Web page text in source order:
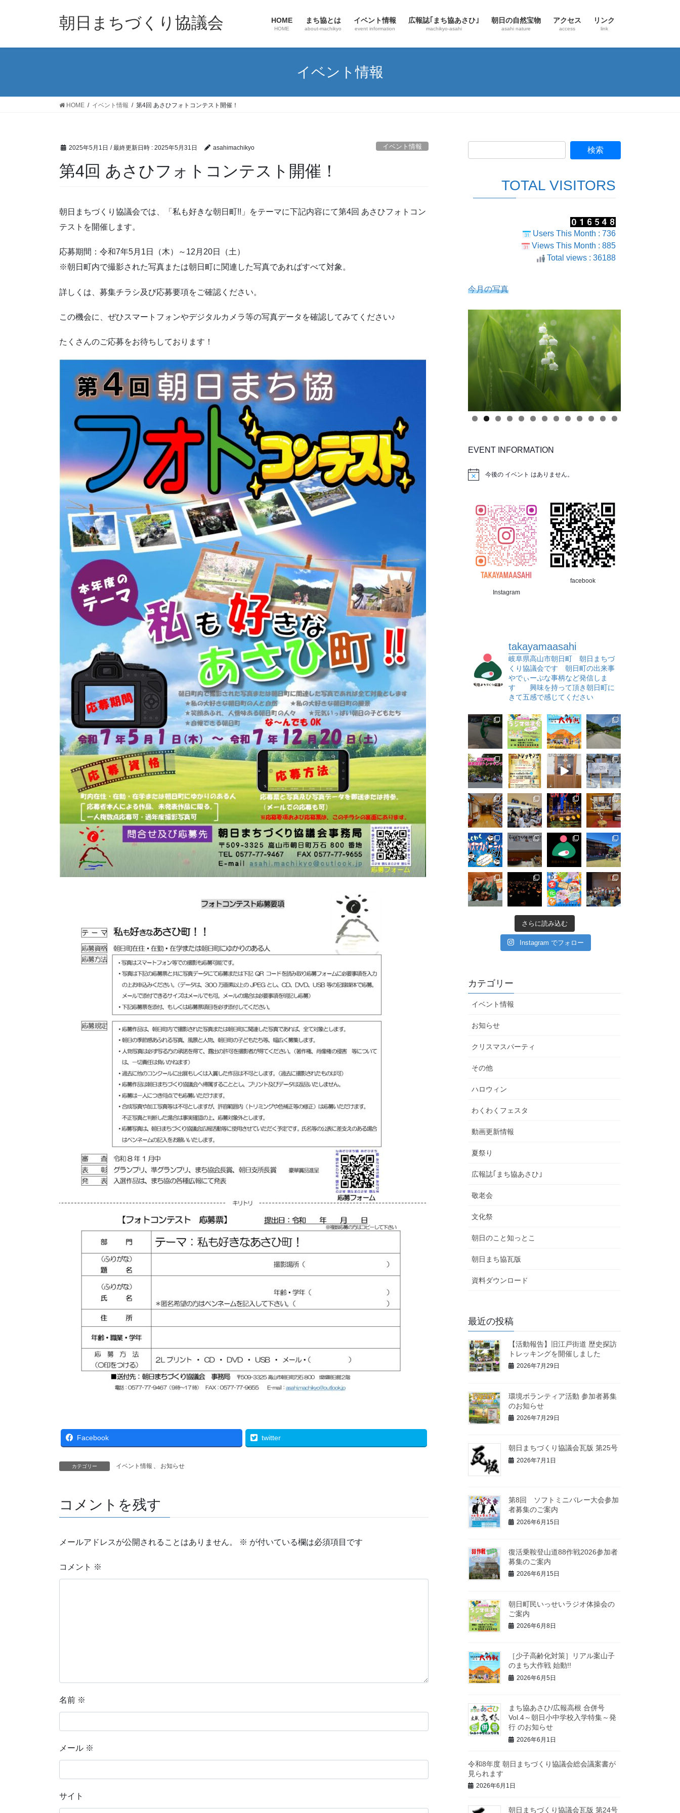
朝日まちづくり協議会 HOME
HOME
まち協とは
about-machikyo
イベント情報
event information
広報誌｢まち協あさひ｣
machikyo-asahi
朝日の自然宝物
asahi nature
アクセス
access
リンク
link
イベント情報
HOME イベント情報 第4回 あさひフォトコンテスト開催！
2025年5月1日 / 最終更新日時 : 2025年5月31日 asahimachikyo イベント情報
第4回 あさひフォトコンテスト開催！
朝日まちづくり協議会では、「私も好きな朝日町!!」をテーマに下記内容にて第4回 あさひフォトコン
テストを開催します。
応募期間：令和7年5月1日（木）～12月20日（土）
※朝日町内で撮影された写真または朝日町に関連した写真であればすべて対象。
詳しくは、募集チラシ及び応募要項をご確認ください。
この機会に、ぜひスマートフォンやデジタルカメラ等の写真データを確認してみてください♪
たくさんのご応募をお待ちしております！
Facebook twitter
カテゴリー イベント情報 、 お知らせ
コメントを残す
メールアドレスが公開されることはありません。 ※ が付いている欄は必須項目です
コメント ※
名前 ※
メール ※
サイト
TOTAL VISITORS
Users This Month : 736
Views This Month : 885
Total views : 36188
今月の写真
EVENT INFORMATION
今後の イベント はありません。
Instagram
facebook
takayamaasahi
岐阜県高山市朝日町 朝日まちづ
くり協議会です 朝日町の出来事
やでぃーぷな事柄など発信しま
す 興味を持って頂き朝日町に
きて五感で感じてください
さらに読み込む
Instagram でフォロー
カテゴリー
イベント情報
お知らせ
クリスマスパーティ
その他
ハロウィン
わくわくフェスタ
動画更新情報
夏祭り
広報誌｢まち協あさひ｣
敬老会
文化祭
朝日のこと知っとこ
朝日まち協瓦版
資料ダウンロード
最近の投稿
【活動報告】旧江戸街道 歴史探訪
トレッキングを開催しました
2026年7月29日
環境ボランティア活動 参加者募集
のお知らせ
2026年7月29日
朝日まちづくり協議会瓦版 第25号
2026年7月1日
第8回 ソフトミニバレー大会参加
者募集のご案内
2026年6月15日
復活乗鞍登山道88作戦2026参加者
募集のご案内
2026年6月15日
朝日町民いっせいラジオ体操会の
ご案内
2026年6月8日
［少子高齢化対策］リアル案山子
のまち大作戦 始動!!
2026年6月5日
まち協あさひ/広報高根 合併号
Vol.4～朝日小中学校入学特集～発
行 のお知らせ
2026年6月1日
令和8年度 朝日まちづくり協議会総会議案書が
見られます
2026年6月1日
朝日まちづくり協議会瓦版 第24号